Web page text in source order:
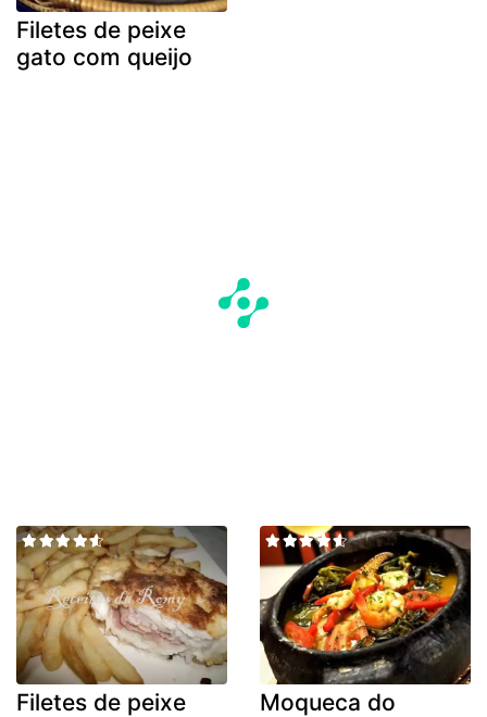
Filetes de peixe
gato com queijo
Filetes de peixe
Moqueca do